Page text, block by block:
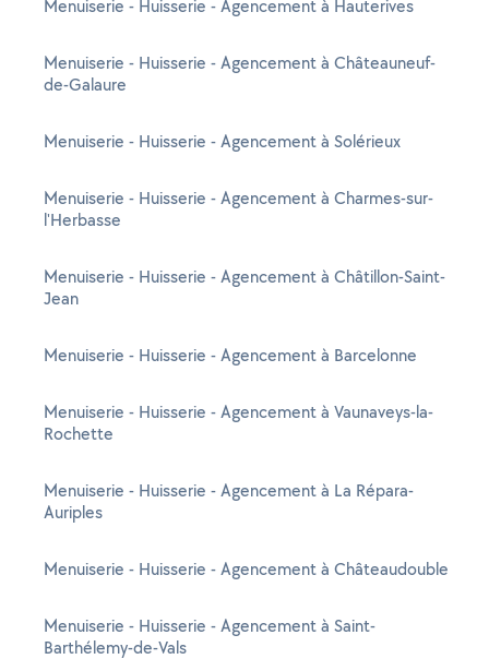
Menuiserie - Huisserie - Agencement à Hauterives
Menuiserie - Huisserie - Agencement à Châteauneuf-
de-Galaure
Menuiserie - Huisserie - Agencement à Solérieux
Menuiserie - Huisserie - Agencement à Charmes-sur-
l'Herbasse
Menuiserie - Huisserie - Agencement à Châtillon-Saint-
Jean
Menuiserie - Huisserie - Agencement à Barcelonne
Menuiserie - Huisserie - Agencement à Vaunaveys-la-
Rochette
Menuiserie - Huisserie - Agencement à La Répara-
Auriples
Menuiserie - Huisserie - Agencement à Châteaudouble
Menuiserie - Huisserie - Agencement à Saint-
Barthélemy-de-Vals